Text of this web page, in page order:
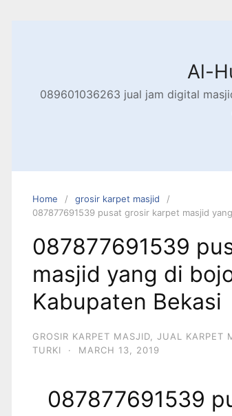
Al-
089601036263 jual jam digital
Home
grosir karpet masjid
087877691539 pusat grosir karpet masjid
087877691539
masjid yang di
Kabupaten Bekasi
GROSIR KARPET MASJID JUAL KARPET
TURKI
· MARCH 13, 2019
087877691539